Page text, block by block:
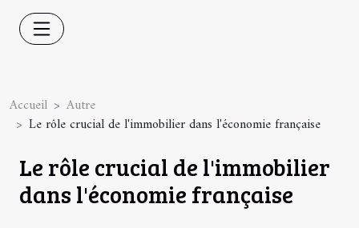
Accueil
Autre
Le rôle crucial de l'immobilier dans l'économie française
Le rôle crucial de l'immobilier
dans l'économie française